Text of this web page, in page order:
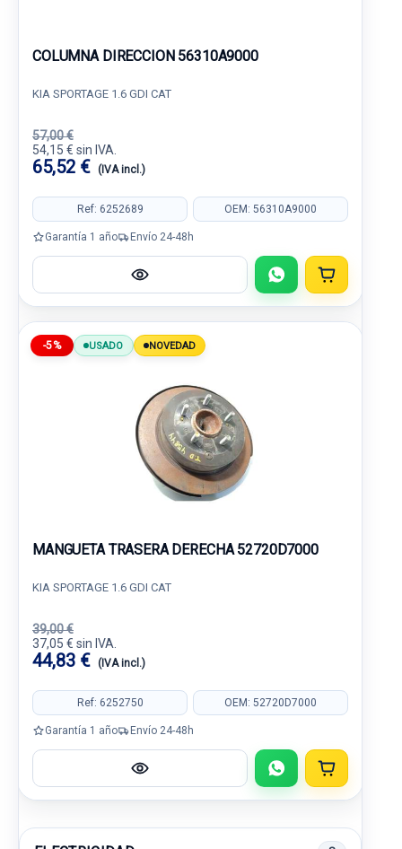
COLUMNA DIRECCION 56310A9000
KIA SPORTAGE 1.6 GDI CAT
57,00 €
54,15 € sin IVA.
65,52 € (IVA incl.)
Ref: 6252689 OEM: 56310A9000
Garantía 1 año Envío 24-48h
-5% USADO NOVEDAD
MANGUETA TRASERA DERECHA 52720D7000
KIA SPORTAGE 1.6 GDI CAT
39,00 €
37,05 € sin IVA.
44,83 € (IVA incl.)
Ref: 6252750 OEM: 52720D7000
Garantía 1 año Envío 24-48h